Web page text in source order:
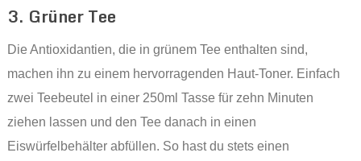
3. Grüner Tee
Die Antioxidantien, die in grünem Tee enthalten sind,
machen ihn zu einem hervorragenden Haut-Toner. Einfach
zwei Teebeutel in einer 250ml Tasse für zehn Minuten
ziehen lassen und den Tee danach in einen
Eiswürfelbehälter abfüllen. So hast du stets einen